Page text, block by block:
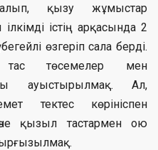
қызу жұмыстар
істің арқасында 2
өзгеріп сала берді.
төсемелер мен
ауыстырылмақ. Ал,
тектес көрініспен
қызыл тастармен ою